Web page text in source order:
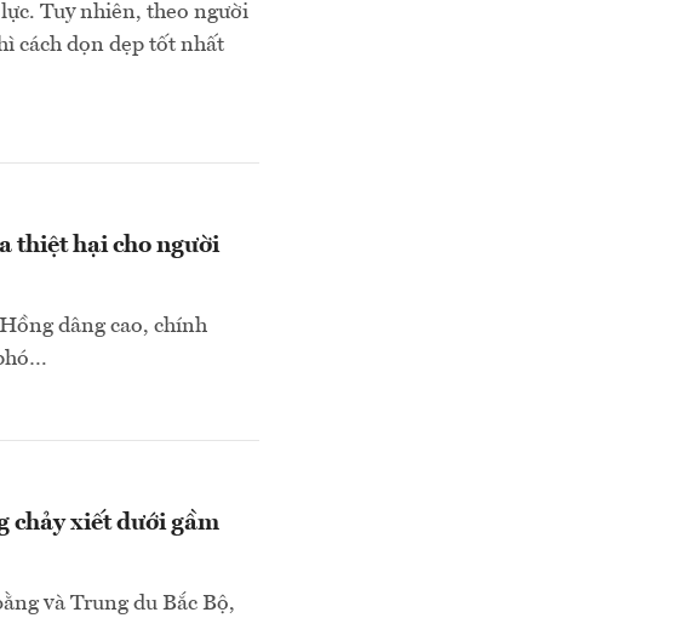
Tuy nhiên, theo người
cách dọn dẹp tốt nhất
thiệt hại cho người
dâng cao, chính
chảy xiết dưới gầm
và Trung du Bắc Bộ,